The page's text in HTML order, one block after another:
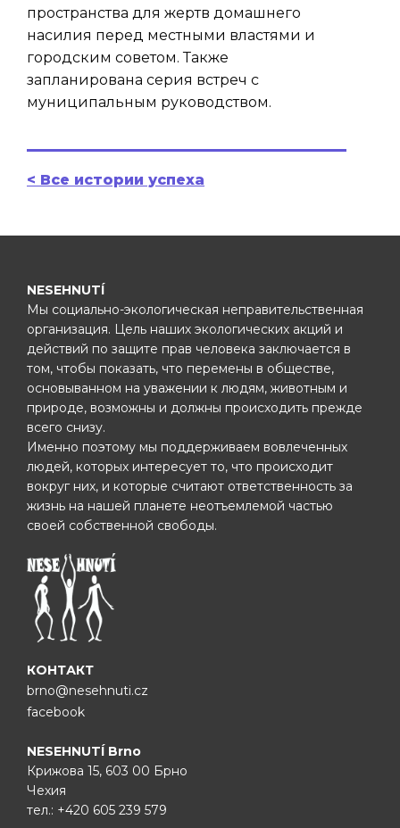
пространства для жертв домашнего
насилия перед местными властями и
городским советом. Также
запланирована серия встреч с
муниципальным руководством.
< Все истории успеха
NESEHNUTÍ
Мы социально-экологическая неправительственная
организация. Цель наших экологических акций и
действий по защите прав человека заключается в
том, чтобы показать, что перемены в обществе,
основыванном на уважении к людям, животным и
природе, возможны и должны происходить прежде
всего снизу.
Именно поэтому мы поддерживаем вовлеченных
людей, которых интересует то, что происходит
вокруг них, и которые считают ответственность за
жизнь на нашей планете неотъемлемой частью
своей собственной свободы.
КОНТАКТ
brno@nesehnuti.cz
facebook
NESEHNUTÍ Brno
Крижова 15, 603 00 Брно
Чехия
тел.: +420 605 239 579